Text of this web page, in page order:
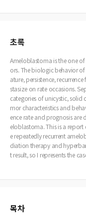
초록
Ameloblastoma is the one
ors. The biologic behavior
ature, persistence,
stasize on rate occasions.
categories of unicystic,
mor characteristics and
ence rate and prognosis
eloblastoma. This is a
e repeatedly recurrent
diation therapy and
t result, so I represents the
목차